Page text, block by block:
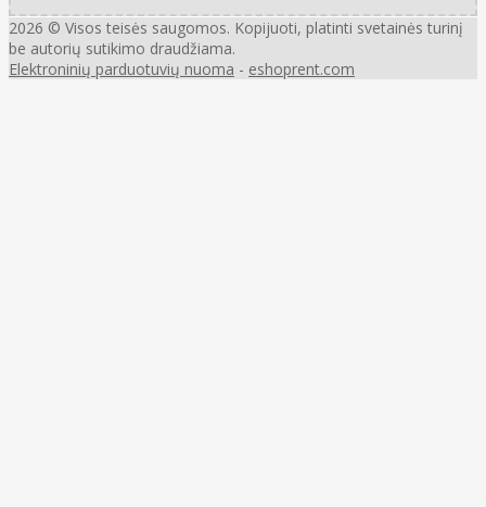
2026 © Visos teisės saugomos. Kopijuoti, platinti svetainės turinį
be autorių sutikimo draudžiama.
Elektroninių parduotuvių nuoma - eshoprent.com